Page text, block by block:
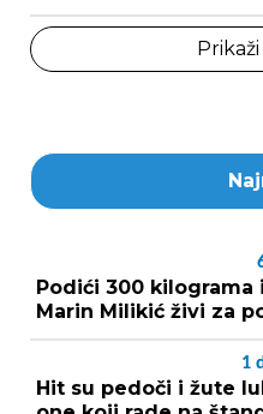
Podići 300 kilograma
Marin Milikić živi za
1
Hit su pedoči i žute